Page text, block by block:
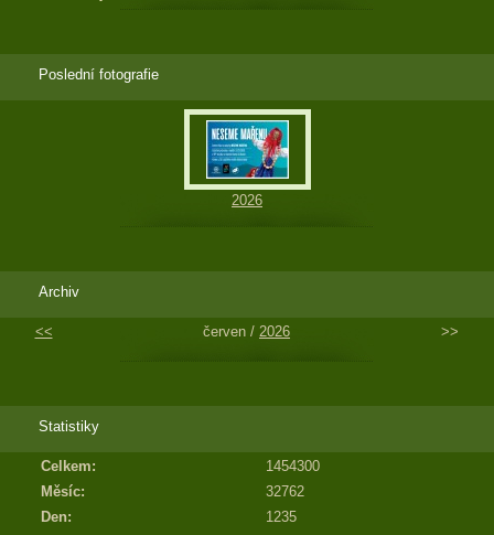
Poslední fotografie
2026
Archiv
<< červen / 2026 >>
Statistiky
Celkem:
1454300
Měsíc:
32762
Den:
1235